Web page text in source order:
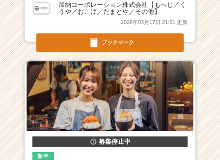
用/
覧
-
【月
給
3
0
万
円】
ブックマーク
加納コーポレーション株式会社【もへじ／く
うや／おこげ／たまとや／その他】
2026年03月17日 21:51 更新
募集停止中
新卒